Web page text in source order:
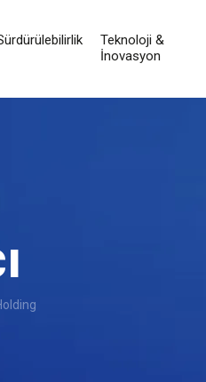
Teknoloji &
İnovasyon